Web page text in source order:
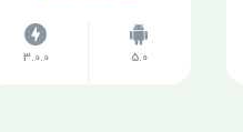
5.0
3.0.0